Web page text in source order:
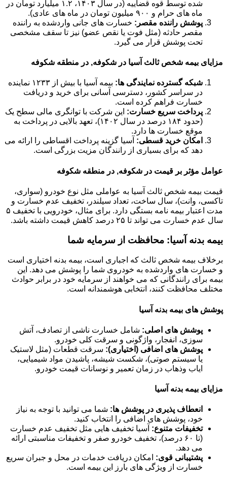
شده توسط قوه قضاییه (در سال ۱۴۰۳، ۱.۲ میلیارد تومان در
ماه های حرام و ۹۰۰ میلیون تومان در ماه های عادی).
پوشش راننده مقصر: خسارت های جانی واردشده به راننده
مقصر حادثه (مثل فوت یا نقص عضو) نیز تا سقف مشخصی
تحت پوشش قرار می گیرد.
مزایای بیمه شخص ثالث آسیا در شکوفه, در منطقه شکوفه
شبکه گسترده نمایندگی ها:
بیمه آسیا با بیش از ۱۲۳۳ نماینده
در سراسر کشور، دسترسی آسانی برای خرید و دریافت
خسارت فراهم کرده است.
پرداخت سریع خسارت: این شرکت با توانگری مالی سطح یک
(حدود ۱۸۴ درصد در سال ۱۴۰۲)، تعهد بالایی در پرداخت به
موقع خسارت ها دارد.
امکان خرید قسطی: آسیا گزینه پرداخت اقساطی را ارائه می
دهد که برای بسیاری از رانندگان مزیت بزرگی است.
عوامل مؤثر بر قیمت در شکوفه, در منطقه شکوفه
قیمت بیمه شخص ثالث آسیا به عواملی مثل نوع خودرو (سواری،
تاکسی، وانت)، سال ساخت، تعداد سیلندر، تخفیف عدم خسارت و
مدت اعتبار بیمه نامه بستگی دارد. برای مثال، خودرویی با تخفیف ۵
سال عدم خسارت می تواند تا ۲۵ درصد کاهش قیمت داشته باشد.
بیمه بدنه آسیا: محافظت از سرمایه شما
برخلاف بیمه شخص ثالث که اجباری است، بیمه بدنه اختیاری است
و خسارت های واردشده به خودروی شما را پوشش می دهد. این
بیمه برای رانندگانی که می خواهند از سرمایه خود در برابر حوادث
مختلف محافظت کنند، انتخابی هوشمندانه است.
پوشش های بیمه بدنه آسیا
پوشش های اصلی: شامل خسارت ناشی از تصادف، آتش
سوزی، انفجار، واژگونی و سرقت کلی خودرو.
پوشش های اضافی (اختیاری): سرقت قطعات (مثل لاستیک
یا سیستم صوتی)، شکست شیشه، پاشیدن مواد شیمیایی،
ایاب وذهاب در زمان تعمیر و نوسانات قیمت خودرو.
مزایای بیمه بدنه آسیا
انعطاف پذیری در پوشش ها: شما می توانید با توجه به نیاز
خود، پوشش های اضافی را انتخاب کنید.
تخفیفات متنوع: آسیا تخفیف هایی مثل تخفیف عدم خسارت
(تا ۶۰ درصد)، تخفیف خودرو صفر و تخفیفات مناسبتی ارائه
می دهد.
پشتیبانی قوی: امکان دریافت خدمات در محل و جبران سریع
خسارت از ویژگی های بارز این بیمه است.